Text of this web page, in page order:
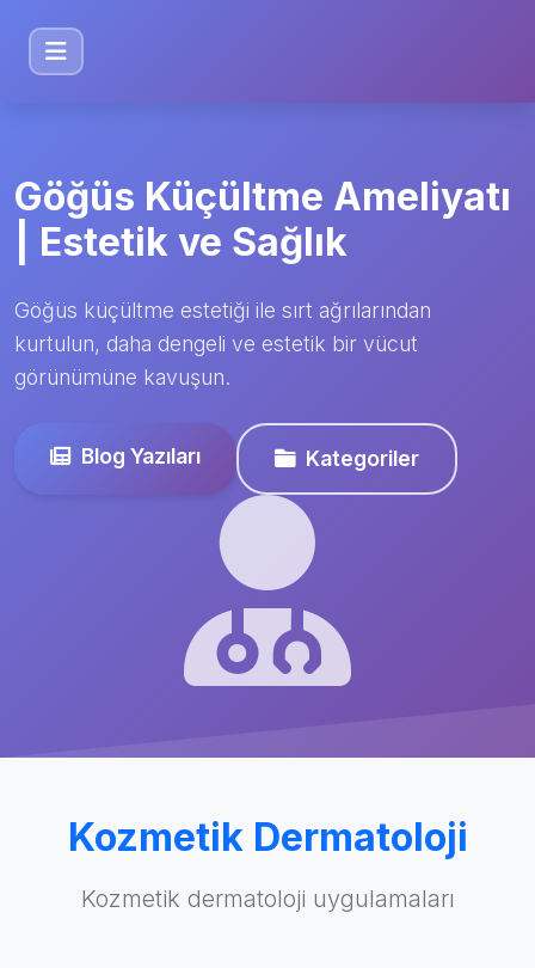
Göğüs Küçültme Ameliyatı
| Estetik ve Sağlık
Göğüs küçültme estetiği ile sırt ağrılarından
kurtulun, daha dengeli ve estetik bir vücut
görünümüne kavuşun.
Blog Yazıları Kategoriler
Kozmetik Dermatoloji
Kozmetik dermatoloji uygulamaları